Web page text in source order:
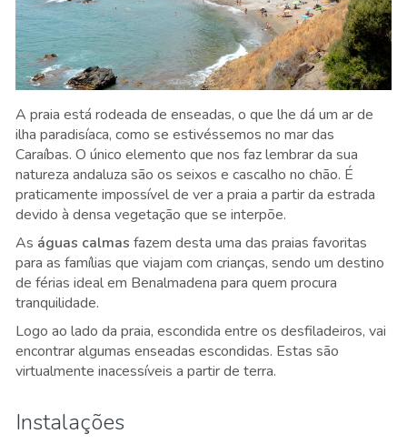
A praia está rodeada de enseadas, o que lhe dá um ar de
ilha paradisíaca, como se estivéssemos no mar das
Caraíbas. O único elemento que nos faz lembrar da sua
natureza andaluza são os seixos e cascalho no chão. É
praticamente impossível de ver a praia a partir da estrada
devido à densa vegetação que se interpõe.
As águas calmas fazem desta uma das praias favoritas
para as famílias que viajam com crianças, sendo um destino
de férias ideal em Benalmadena para quem procura
tranquilidade.
Logo ao lado da praia, escondida entre os desfiladeiros, vai
encontrar algumas enseadas escondidas. Estas são
virtualmente inacessíveis a partir de terra.
Instalações